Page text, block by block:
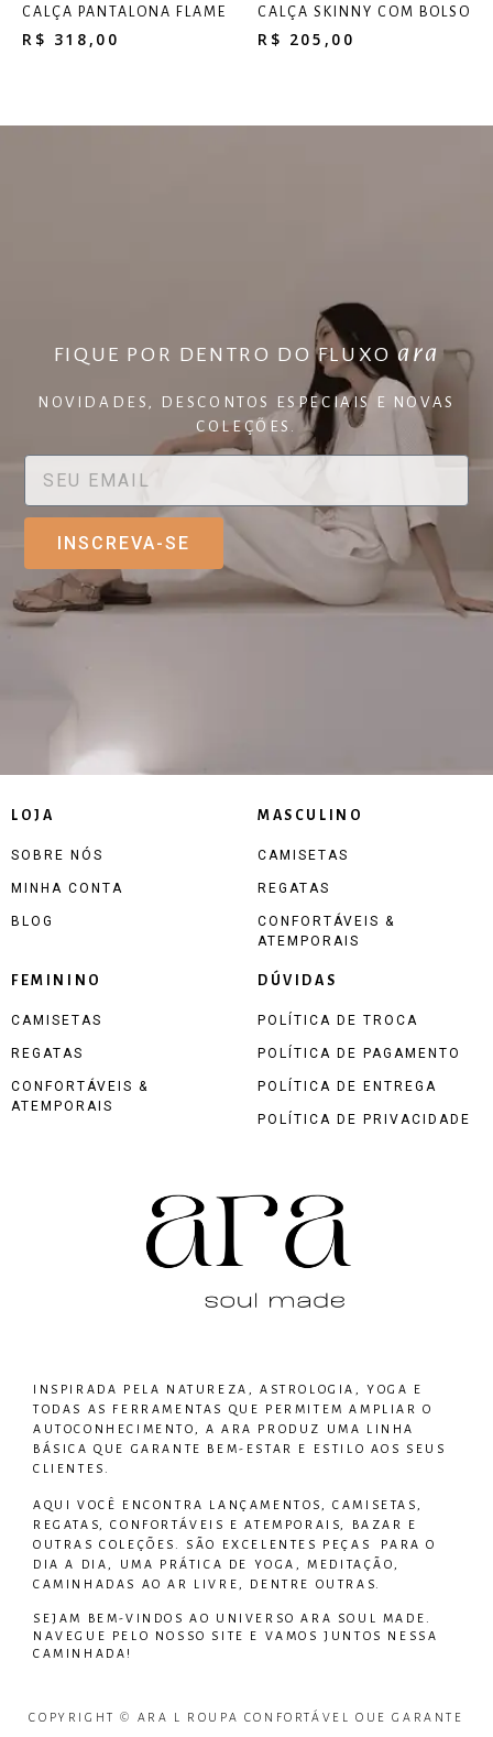
CALÇA PANTALONA FLAME
R$ 318,00
CALÇA SKINNY COM BOLSO
R$ 205,00
FIQUE POR DENTRO DO FLUXOara
NOVIDADES, DESCONTOS ESPECIAIS E NOVAS
COLEÇÕES.
INSCREVA-SE
LOJA
SOBRE NÓS
MINHA CONTA
BLOG
MASCULINO
CAMISETAS
REGATAS
CONFORTÁVEIS &
ATEMPORAIS
FEMININO
CAMISETAS
REGATAS
CONFORTÁVEIS &
ATEMPORAIS
DÚVIDAS
POLÍTICA DE TROCA
POLÍTICA DE PAGAMENTO
POLÍTICA DE ENTREGA
POLÍTICA DE PRIVACIDADE
INSPIRADA PELA NATUREZA, ASTROLOGIA, YOGA E
TODAS AS FERRAMENTAS QUE PERMITEM AMPLIAR O
AUTOCONHECIMENTO, A ARA PRODUZ UMA LINHA
BÁSICA QUE GARANTE BEM-ESTAR E ESTILO AOS SEUS
CLIENTES.
AQUI VOCÊ ENCONTRA LANÇAMENTOS, CAMISETAS,
REGATAS, CONFORTÁVEIS E ATEMPORAIS, BAZAR E
OUTRAS COLEÇÕES. SÃO EXCELENTES PEÇAS PARA O
DIA A DIA, UMA PRÁTICA DE YOGA, MEDITAÇÃO,
CAMINHADAS AO AR LIVRE, DENTRE OUTRAS.
SEJAM BEM-VINDOS AO UNIVERSO ARA SOUL MADE
NAVEGUE PELO NOSSO SITE E VAMOS JUNTOS NESSA
CAMINHADA!
COPYRIGHT © ARA L ROUPA CONFORTÁVEL QUE GARANTE